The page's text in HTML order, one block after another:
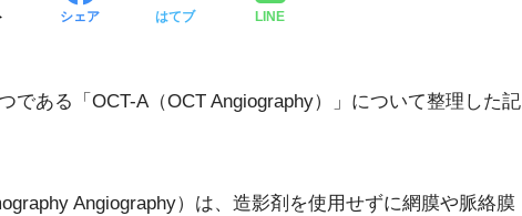
シェア はてブ LINE
である「OCT-A（OCT Angiography）」について整理した記
Angiography）は、造影剤を使用せずに網膜や脈絡膜